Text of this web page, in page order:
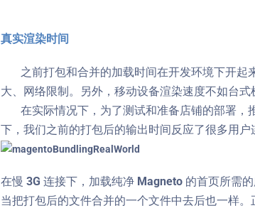
真实渲染时间
之前打包和合并的加载时间在开发环境下开起
大、网络限制。另外，移动设备渲染速度不如台式
在实际情况下，为了测试和准备店铺的部署，
下，我们之前的打包后的输出时间反应了很多用户
在慢 3G 连接下，加载纯净 Magneto 的首页所需
当把打包后的文件合并的一个文件中去后也一样